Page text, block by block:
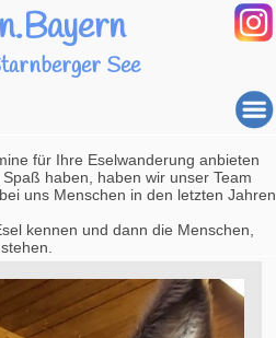
See
für Ihre Eselwanderung anbieten
haben, haben wir unser Team
uns Menschen in den letzten Jahren
kennen und dann die Menschen,